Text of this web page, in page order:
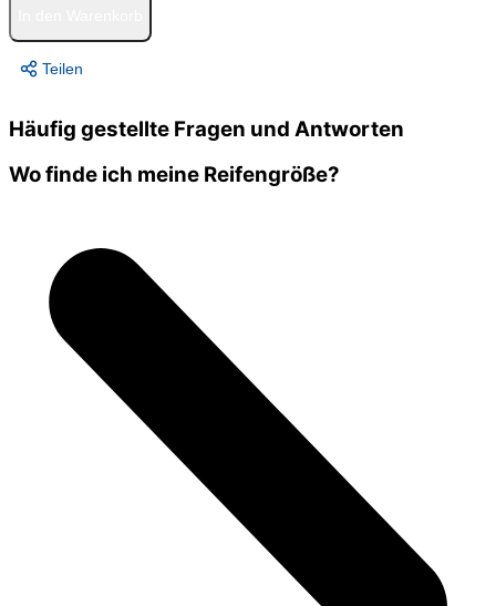
Teilen
Häufig gestellte Fragen und Antworten
Wo finde ich meine Reifengröße?